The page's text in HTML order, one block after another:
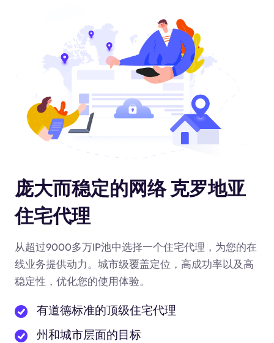
庞大而稳定的网络 克罗地亚
住宅代理
从超过9000多万IP池中选择一个住宅代理，为您的在
线业务提供动力。城市级覆盖定位，高成功率以及高
稳定性，优化您的使用体验。
有道德标准的顶级住宅代理
州和城市层面的目标